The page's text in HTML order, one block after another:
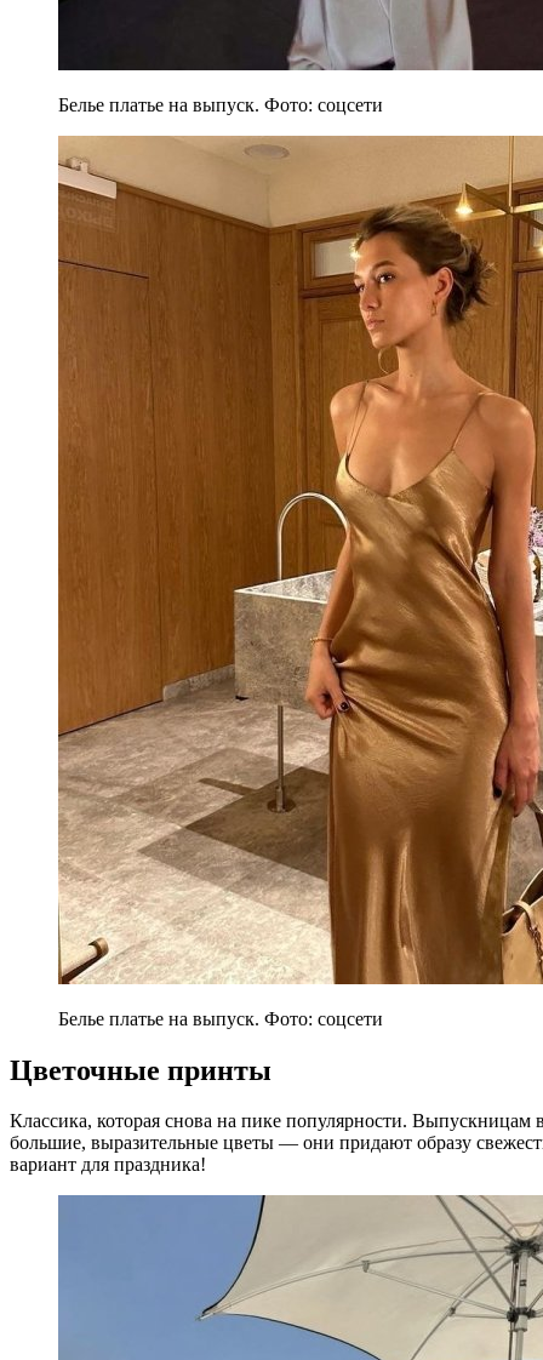
Белье платье на выпуск. Фото: соцсети
Белье платье на выпуск. Фото: соцсети
Цветочные принты
Классика, которая снова на пике популярности. Выпускницам
большие, выразительные цветы — они придают образу
вариант для праздника!